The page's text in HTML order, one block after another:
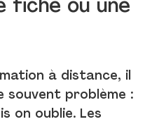
fiche ou une
à distance, il
souvent problème :
on oublie. Les